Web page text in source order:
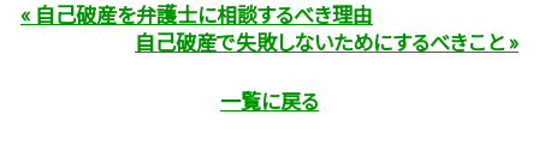
« 自己破産を弁護士に相談するべき理由
自己破産で失敗しないためにするべきこと »
一覧に戻る